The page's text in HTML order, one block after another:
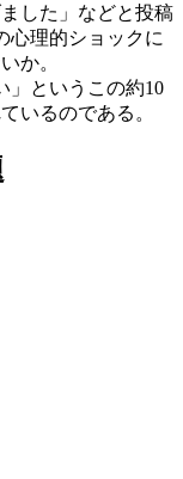
した」などと投稿
心理的ショックに
か。
」というこの約10
いるのである。